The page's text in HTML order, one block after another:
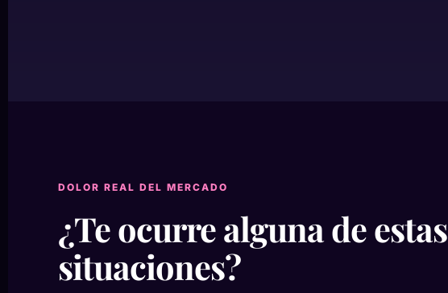
DOLOR REAL DEL MERCADO
¿Te ocurre alguna de estas
situaciones?